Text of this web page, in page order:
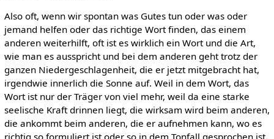
Also oft, wenn wir spontan was Gutes tun oder was oder
jemand helfen oder das richtige Wort finden, das einem
anderen weiterhilft, oft ist es wirklich ein Wort und die Art,
wie man es ausspricht und bei dem anderen geht trotz der
ganzen Niedergeschlagenheit, die er jetzt mitgebracht hat,
irgendwie innerlich die Sonne auf. Weil in dem Wort, das
Wort ist nur der Träger von viel mehr, weil da eine starke
seelische Kraft drinnen liegt, die wirksam wird beim anderen,
die ankommt beim anderen, die er aufnehmen kann, wo es
richtig so formuliert ist oder so in dem Tonfall gesprochen ist,